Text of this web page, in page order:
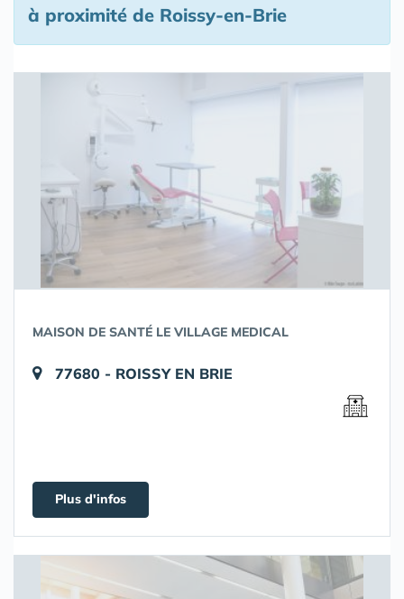
à proximité de Roissy-en-Brie
MAISON DE SANTÉ LE VILLAGE MEDICAL
77680 - ROISSY EN BRIE
Plus d'infos